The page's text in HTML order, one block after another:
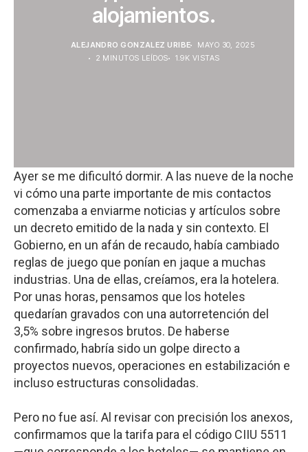
alojamientos.
ALEJANDRO GONZALEZ URIBE
MAYO 30, 2025
2 MINUTOS LEÍDOS
1.9K VISTAS
Ayer se me dificultó dormir. A las nueve de la noche
vi cómo una parte importante de mis contactos
comenzaba a enviarme noticias y artículos sobre
un decreto emitido de la nada y sin contexto. El
Gobierno, en un afán de recaudo, había cambiado
reglas de juego que ponían en jaque a muchas
industrias. Una de ellas, creíamos, era la hotelera.
Por unas horas, pensamos que los hoteles
quedarían gravados con una autorretención del
3,5% sobre ingresos brutos. De haberse
confirmado, habría sido un golpe directo a
proyectos nuevos, operaciones en estabilización e
incluso estructuras consolidadas.
Pero no fue así. Al revisar con precisión los anexos,
confirmamos que la tarifa para el código CIIU 5511